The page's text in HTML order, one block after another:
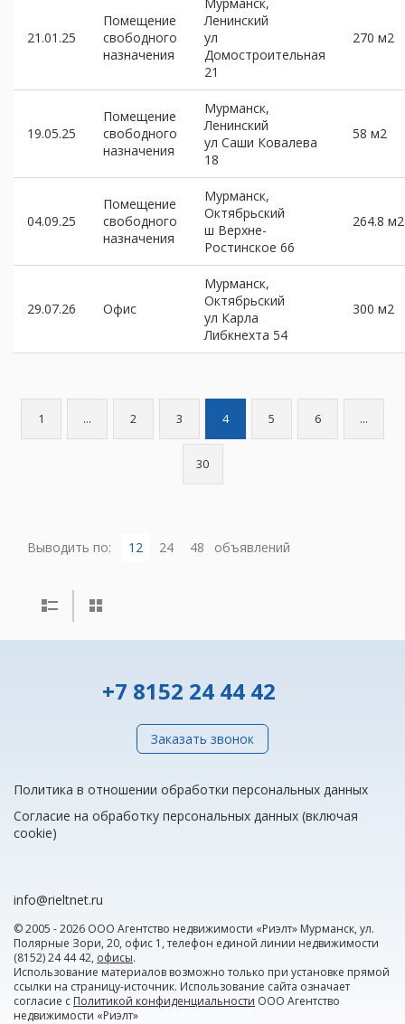
21.01.25
Помещение
свободного
назначения
Ленинский
ул
Домостроительная
21
270 м2
19.05.25
Помещение
свободного
назначения
Мурманск,
Ленинский
ул Саши Ковалева
18
58 м2
04.09.25
Помещение
свободного
назначения
Мурманск,
Октябрьский
ш Верхне-
Ростинское 66
264.8 м2
29.07.26 Офис
Мурманск,
Октябрьский
ул Карла
Либкнехта 54
300 м2
1 ... 2 3 4 5 6 ...
30
Выводить по: 12 24 48 объявлений
+7 8152 24 44 42
Заказать звонок
Политика в отношении обработки персональных данных
Согласие на обработку персональных данных (включая
cookie)
info@rieltnet.ru
© 2005 - 2026 ООО Агентство недвижимости «Риэлт» Мурманск, ул.
Полярные Зори, 20, офис 1, телефон единой линии недвижимости
(8152) 24 44 42, офисы.
Использование материалов возможно только при установке прямой
ссылки на страницу-источник. Использование сайта означает
согласие с Политикой конфиденциальности ООО Агентство
недвижимости «Риэлт»